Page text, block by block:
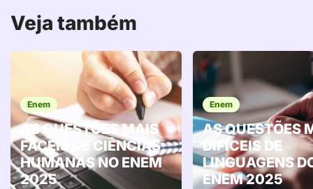
Veja também
Enem
AS QUESTÕES MAIS
FÁCEIS DE CIÊNCIAS
HUMANAS NO ENEM
2025
Enem
AS QUESTÕES
DIFÍCEIS DE
LINGUAGENS
ENEM 2025